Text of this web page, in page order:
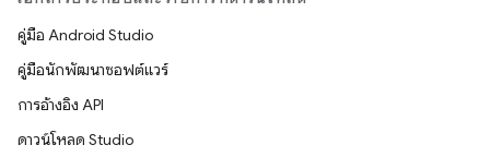
คู่มือ Android Studio
คู่มือนักพัฒนาซอฟต์แวร์
การอ้างอิง API
ดาวน์โหลด Studio